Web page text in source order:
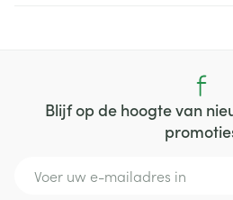
Blijf op de hoogte van